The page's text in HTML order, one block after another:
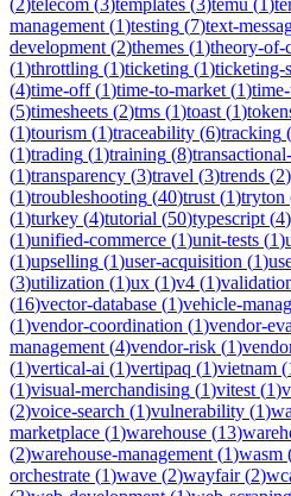
management (1)testing (7)text-
development (2)themes (1)theory-of-
(1)throttling (1)ticketing (1)ticketing-
(4)time-off(1)time-to-market (1)
(5)timesheets (2)tms (1)toast (1)
(1)tourism (1)traceability (6)tracking (
(1)trading (1)training (8)
(1)transparency (3)travel (3)trends (2)
(1)troubleshooting (40)trust (1)tryton
(1)turkey (4)tutorial (50)typescript (4)
(1)unified-commerce (1)unit-tests (1)
(1)upselling (1)user-acquisition (1)
(3)utilization (1)ux (1)v4 (1)
(16)vector-database (1)vehicle-
(1)vendor-coordination (1)vendor-
management (4)vendor-risk (1)
(1)vertical-ai (1)vertipaq (1)vietnam (
(1)visual-merchandising (1)vitest (1)
(2)voice-search (1)vulnerability (1)
marketplace (1)warehouse (13)
(2)warehouse-management (1)wasm
orchestrate (1)wave (2)wayfair(2)